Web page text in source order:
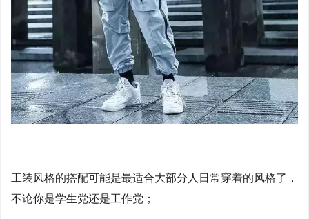
工装风格的搭配可能是最适合大部分人日常穿着的风格了，
不论你是学生党还是工作党；